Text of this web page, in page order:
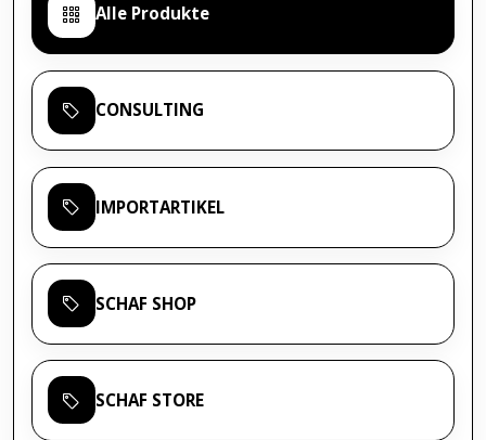
1. Import aus China: Die wichtigsten
Der Bezug von Waren aus China bietet
Unschlagbare Kosteneffizienz und
Niedrige Produktionskosten:
Trotz
Alle Produkte
CONSULTING
IMPORTARTIKEL
SCHAF SHOP
SCHAF STORE